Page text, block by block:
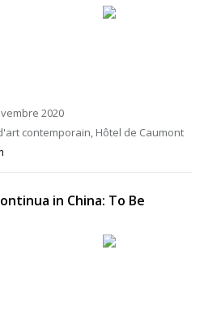
2020
contemporain, Hôtel de Caumont
in China: To Be